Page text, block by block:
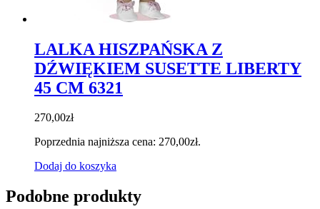
LALKA HISZPAŃSKA Z
DŹWIĘKIEM SUSETTE LIBERTY
45 CM 6321
270,00zł
Poprzednia najniższa cena: 270,00zł.
Dodaj do koszyka
Podobne produkty